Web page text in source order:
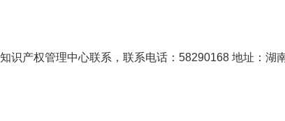
识产权管理中心联系，联系电话：58290168 地址：湖